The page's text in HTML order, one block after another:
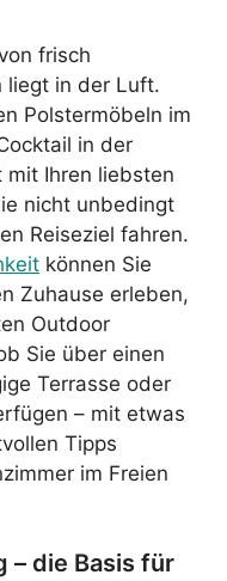
frisch
liegt in der Luft.
Polstermöbeln im
in der
mit Ihren liebsten
nicht unbedingt
Reiseziel fahren.
können Sie
Zuhause erleben,
Outdoor
Sie über einen
Terrasse oder
– mit etwas
Tipps
im Freien
– die Basis für